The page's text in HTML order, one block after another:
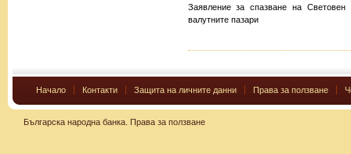
Заявление за спазване на Световен
валутните пазари
Начало Контакти Защита на личните данни Права за ползване
Българска народна банка. Права за ползване